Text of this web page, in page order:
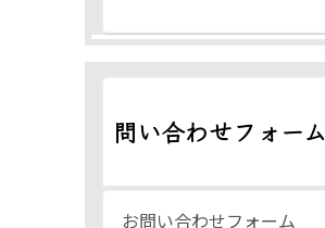
問い合わせフォーム